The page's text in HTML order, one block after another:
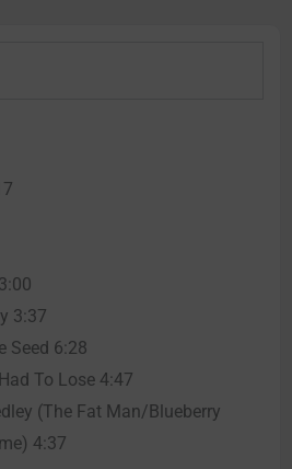
3:37
Seed 6:28
To Lose 4:47
(The Fat Man/Blueberry
4:37